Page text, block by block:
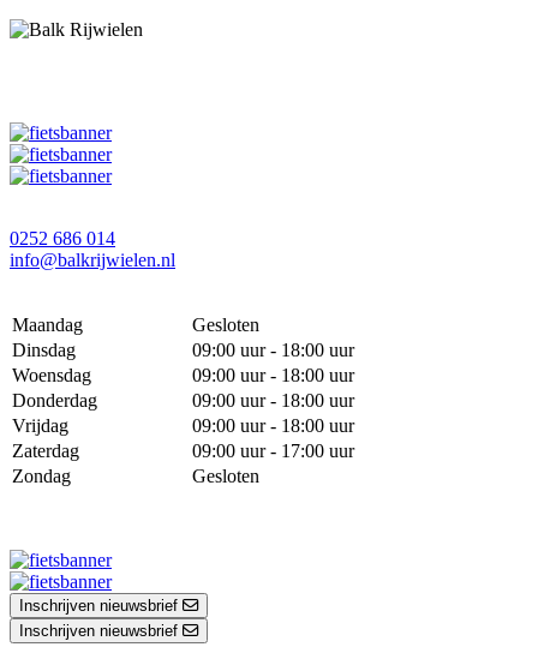
0252 686 014
info@balkrijwielen.nl
Maandag
Gesloten
Dinsdag
09:00 uur - 18:00 uur
Woensdag
09:00 uur - 18:00 uur
Donderdag
09:00 uur - 18:00 uur
Vrijdag
09:00 uur - 18:00 uur
Zaterdag
09:00 uur - 17:00 uur
Zondag
Gesloten
Inschrijven nieuwsbrief
Inschrijven nieuwsbrief